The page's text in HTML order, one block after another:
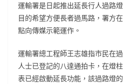
運輸署是日起推出延長行人過路
目的希望方便長者過馬路，署方
點向傳媒示範運作。
運輸署總工程師王志雄指市民在
人士已登記的八達通拍卡，在燈
表已經啟動延長功能，該過路燈